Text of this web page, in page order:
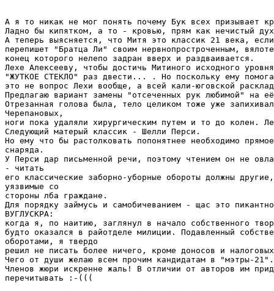
А я то никак не мог понять почему Бук всех призывает
Ладно бы кипятком, а то - кровью, прям как нечистый
А теперь выясняется, что Митя это классик 21 века,
перепишет "Братца Ли" своим нервнопростроченным,
конец которого нелепо задран вверх и раздваивается.
Лехе Алексееву, чтобы достичь Митиного исходного
"ЖУТКОЕ СТЕКЛО" раз двести... . Но поскольку ему
это не вопрос Лехи вообще, а всей кали-юговской
Предлагаю вариант замены "отсеченных рук любимой" на
Отрезанная голова была, тело целиком тоже уже
Черепановых,
ноги пока удаляли хирургическим путем и то до
Следующий матерый классик - Шелли Перси.
Но ему что бы растолковать попонятнее необходимо
снаряда.
У Перси дар письменной речи, поэтому чтением он не
- читать
его классические заборно-уборные обороты должны
уязвимые со
стороны лба граждане.
Для порядку займусь и самобичеванием - щас это
ВУГЛУСКРА:
когда я, по наитию, заглянул в начало собственного
будто оказался в райотделе милиции. Подавленный
оборотами, я твердо
решил не писать более ничего, кроме доносов и
Чего от души желаю всем прочим кандидатам в "мэтры-
Членов жюри искренне жаль! В отличии от авторов им
перечитывать :-(((